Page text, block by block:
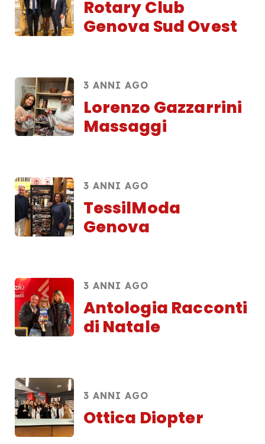
Rotary Club
Genova Sud Ovest
3 ANNI AGO
Lorenzo Gazzarrini
Massaggi
3 ANNI AGO
TessilModa
Genova
3 ANNI AGO
Antologia Racconti
di Natale
3 ANNI AGO
Ottica Diopter